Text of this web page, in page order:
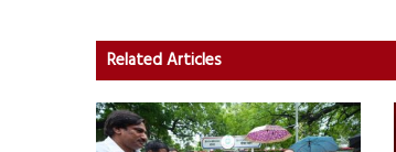
Related Articles